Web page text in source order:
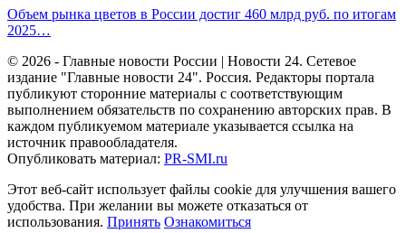
Объем рынка цветов в России достиг 460 млрд руб. по итогам
2025…
© 2026 - Главные новости России | Новости 24. Сетевое
издание "Главные новости 24". Россия. Редакторы портала
публикуют сторонние материалы с соответствующим
выполнением обязательств по сохранению авторских прав. В
каждом публикуемом материале указывается ссылка на
источник правообладателя.
Опубликовать материал: PR-SMI.ru
Этот веб-сайт использует файлы cookie для улучшения вашего
удобства. При желании вы можете отказаться от
использования. Принять Ознакомиться